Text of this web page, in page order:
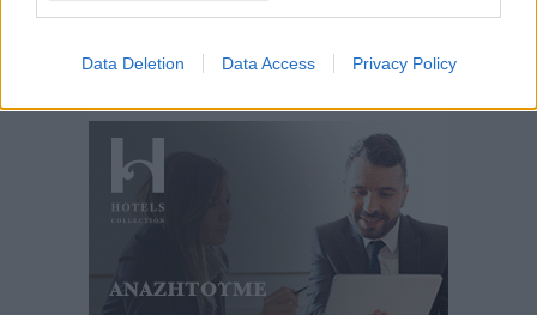
Data Deletion Data Access Privacy Policy